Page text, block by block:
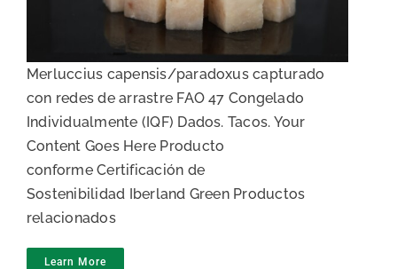
IQF
Merluccius capensis/paradoxus capturado
con redes de arrastre FAO 47 Congelado
Individualmente (IQF) Dados. Tacos. Your
Content Goes Here Producto
conforme Certificación de
Sostenibilidad Iberland Green Productos
relacionados
Learn More